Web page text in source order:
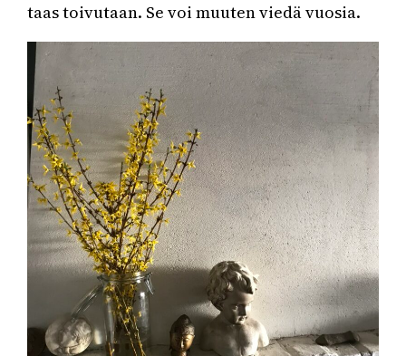
taas toivutaan. Se voi muuten viedä vuosia.